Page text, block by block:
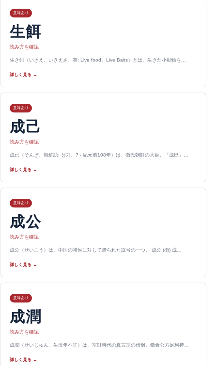
意味あり
生餌
読み方を確認
生き餌（いきえ、いきえさ、英: Live food、Live Baits）とは、生きた小動物を…
詳しく見る →
意味あり
成己
読み方を確認
成已（そんぎ、朝鮮語: 성기、? - 紀元前108年）は、衛氏朝鮮の大臣。「成巳」…
詳しく見る →
意味あり
成公
読み方を確認
成公（せいこう）は、中国の諸侯に対して贈られた諡号の一つ。 成公 (衛) 成…
詳しく見る →
意味あり
成潤
読み方を確認
成潤（せいじゅん、生没年不詳）は、室町時代の真言宗の僧侶。鎌倉公方足利持…
詳しく見る →